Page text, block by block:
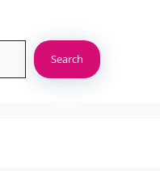
Search